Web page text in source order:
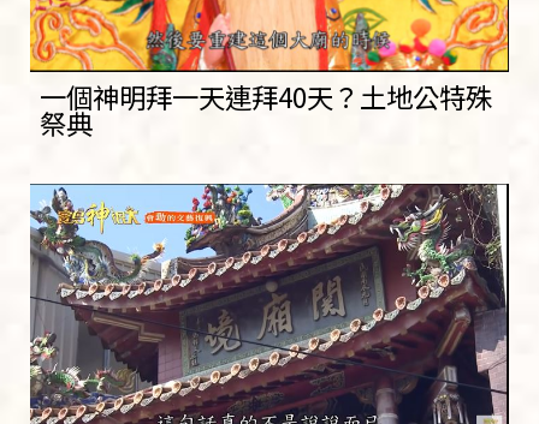
一個神明拜一天連拜40天？土地公特殊
祭典